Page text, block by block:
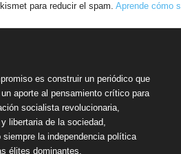
para reducir el spam. Aprende cómo
es construir un periódico que
aporte al pensamiento crítico para
socialista revolucionaria,
libertaria de la sociedad,
siempre la independencia política
élites dominantes.